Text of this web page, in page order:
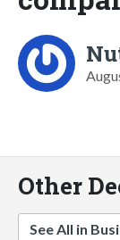
Other
See All in